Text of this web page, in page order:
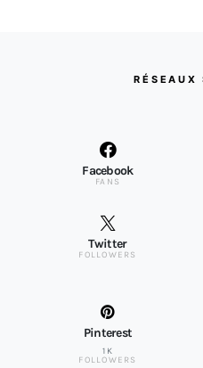
RÉSEAUX
Facebook
FANS
Twitter
FOLLOWERS
Pinterest
1K
FOLLOWERS